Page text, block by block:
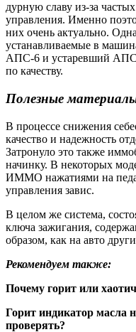
дурную славу из-за
управления. Именно
них очень актуально.
устанавливаемые в
АПС-6 и устаревший
по качеству.
Полезные
В процессе снижения
качество и надежность
Затронуло это также
начинку. В некоторых
ИММО нажатиями на
управления завис.
В целом же система,
ключа зажигания,
образом, как на авто
Рекомендуем также:
Почему горит или
Горит индикатор масла
проверять?